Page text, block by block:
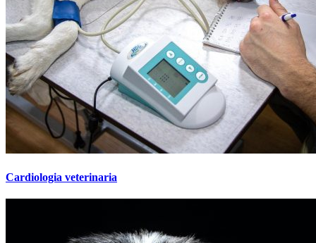
Cardiologia veterinaria